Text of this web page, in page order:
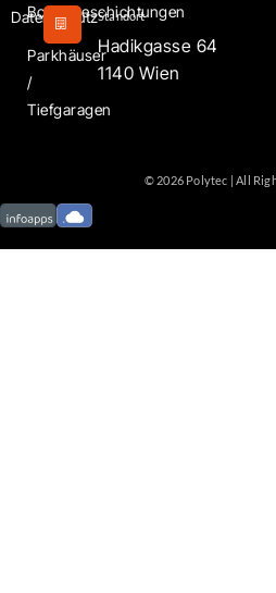
Datenschutz
Bodenbeschichtungen
Parkhäuser
/
Tiefgaragen
Standort
Hadikgasse 64
1140 Wien
© 2026 Polytec | All